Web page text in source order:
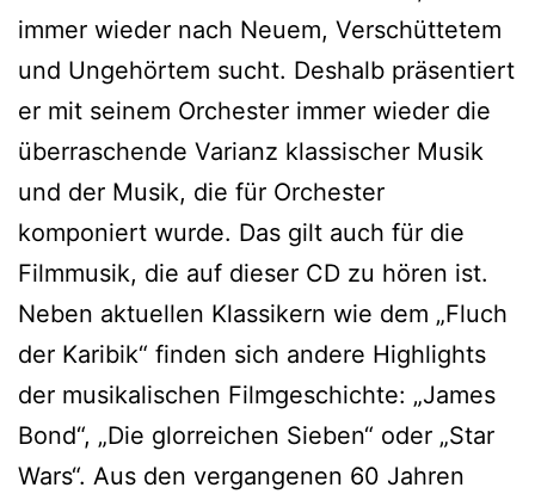
immer wieder nach Neuem, Verschüttetem
und Ungehörtem sucht. Deshalb präsentiert
er mit seinem Orchester immer wieder die
überraschende Varianz klassischer Musik
und der Musik, die für Orchester
komponiert wurde. Das gilt auch für die
Filmmusik, die auf dieser CD zu hören ist.
Neben aktuellen Klassikern wie dem „Fluch
der Karibik“ finden sich andere Highlights
der musikalischen Filmgeschichte: „James
Bond“, „Die glorreichen Sieben“ oder „Star
Wars“. Aus den vergangenen 60 Jahren